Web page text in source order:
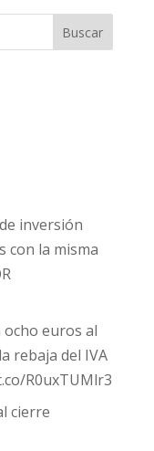
inversión
con la misma
euros al
rebaja del IVA
R0uxTUMlr3
cierre